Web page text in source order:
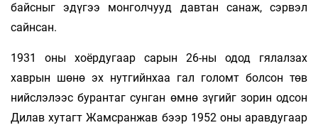
байсныг эдүгээ монголчууд давтан санаж, сэрвэл
сайнсан.
1931 оны хоёрдугаар сарын 26-ны одод гялалзах
хаврын шөнө эх нутгийнхаа гал голомт болсон төв
нийслэлээс бурантаг сунган өмнө зүгийг зорин одсон
Дилав хутагт Жамсранжав бээр 1952 оны аравдугаар